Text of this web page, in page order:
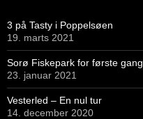
3 på Tasty i Poppelsøen
19. marts 2021
Sorø Fiskepark for første gang
23. januar 2021
Vesterled – En nul tur
14. december 2020